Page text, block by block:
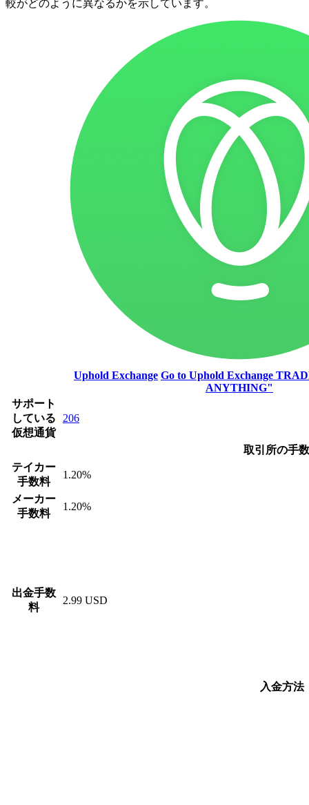
較がどのように異なるかを示しています。
Uphold Exchange Go to Uphold Exchange
ANYTHING"
サポート
している
仮想通貨
206
取引所の手
テイカー
手数料
1.20%
メーカー
手数料
1.20%
出金手数
料
2.99 USD
入金方法